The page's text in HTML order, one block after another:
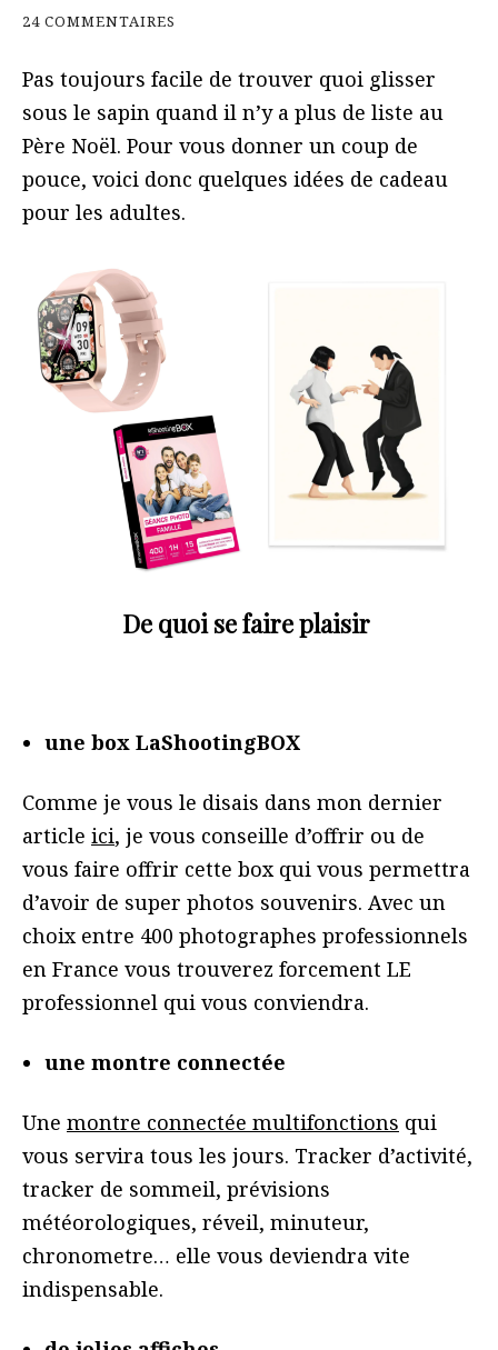
24 COMMENTAIRES
Pas toujours facile de trouver quoi glisser
sous le sapin quand il n’y a plus de liste au
Père Noël. Pour vous donner un coup de
pouce, voici donc quelques idées de cadeau
pour les adultes.
De quoi se faire plaisir
une box LaShootingBOX
Comme je vous le disais dans mon dernier
article ici, je vous conseille d’offrir ou de
vous faire offrir cette box qui vous permettra
d’avoir de super photos souvenirs. Avec un
choix entre 400 photographes professionnels
en France vous trouverez forcement LE
professionnel qui vous conviendra.
une montre connectée
Une montre connectée multifonctions qui
vous servira tous les jours. Tracker d’activité,
tracker de sommeil, prévisions
météorologiques, réveil, minuteur,
chronometre… elle vous deviendra vite
indispensable.